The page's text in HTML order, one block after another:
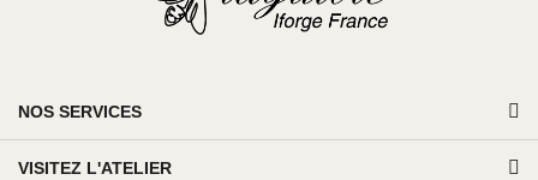
NOS SERVICES
VISITEZ L'ATELIER